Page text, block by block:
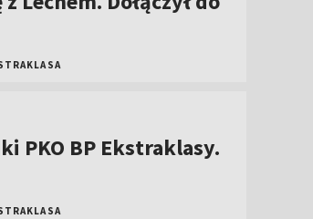
PKO BP Ekstraklasy.